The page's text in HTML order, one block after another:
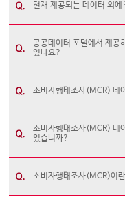
현재 제공되는 데이터 외
공공데이터 포털에서 제공
있나요?
소비자행태조사(MCR) 데
소비자행태조사(MCR) 데
있습니까?
소비자행태조사(MCR)이